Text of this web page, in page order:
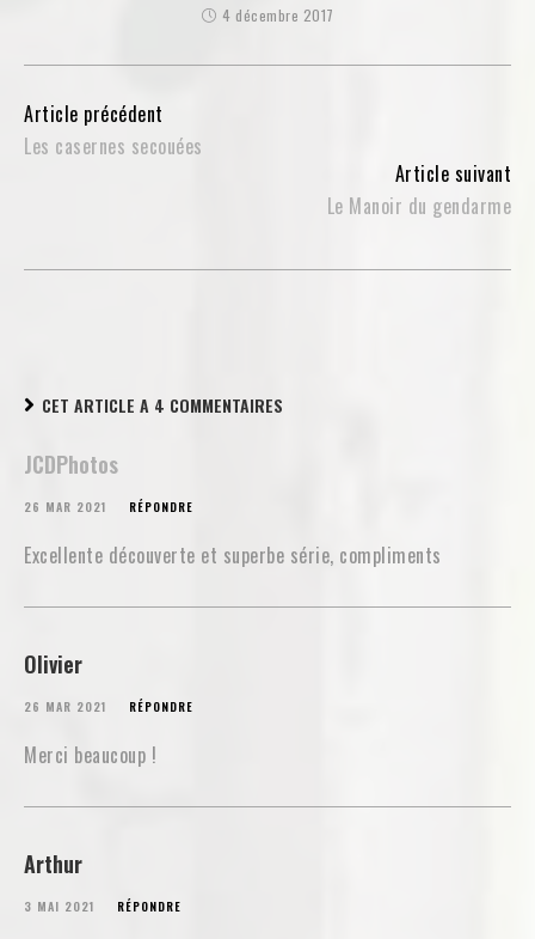
4 décembre 2017
Lire
la
Article précédent
Les casernes secouées
Article suivant
Le Manoir du gendarme
CET ARTICLE A 4 COMMENTAIRES
JCDPhotos
26 MAR 2021 RÉPONDRE
Excellente découverte et superbe série, compliments
Olivier
26 MAR 2021 RÉPONDRE
Merci beaucoup !
Arthur
3 MAI 2021 RÉPONDRE